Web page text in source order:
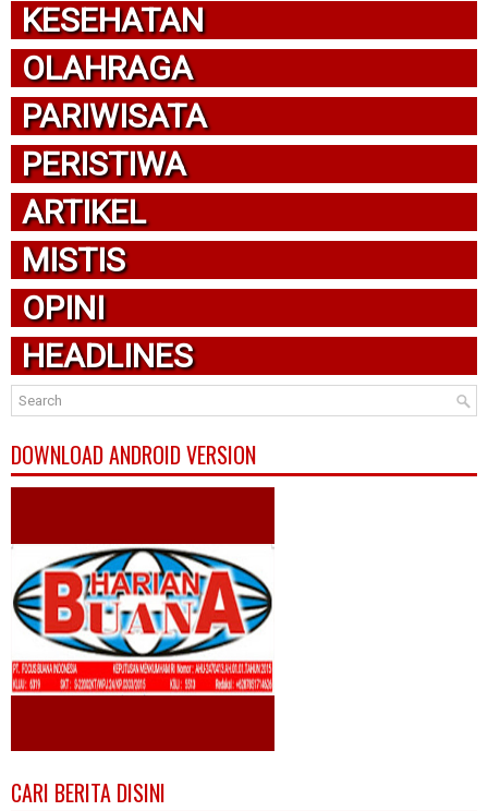
KESEHATAN
OLAHRAGA
PARIWISATA
PERISTIWA
ARTIKEL
MISTIS
OPINI
HEADLINES
DOWNLOAD ANDROID VERSION
CARI BERITA DISINI